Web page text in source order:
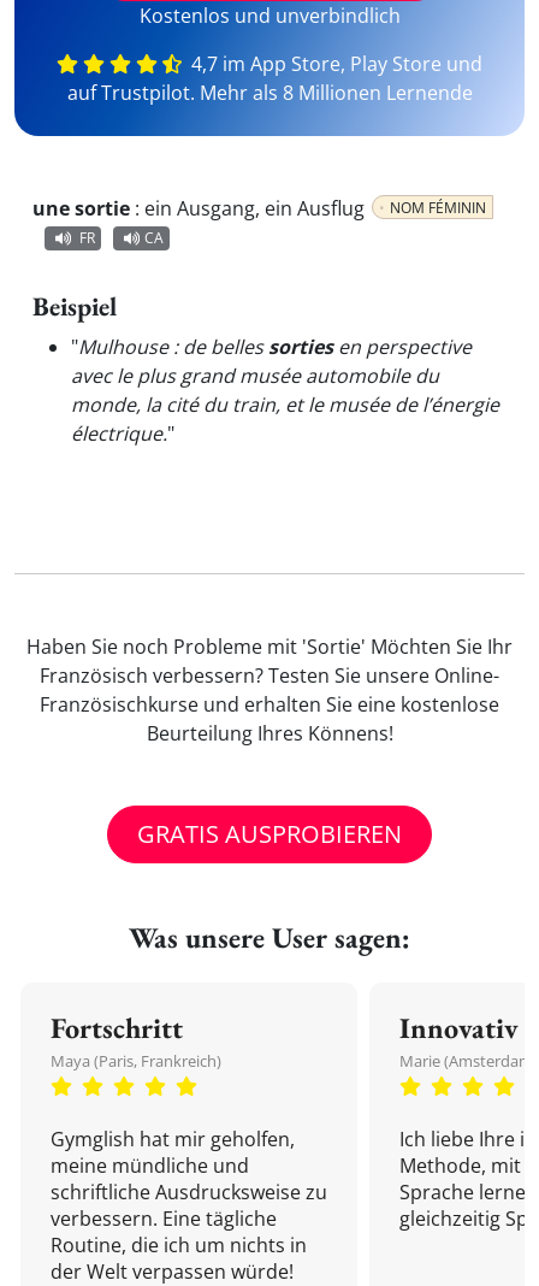
Kostenlos und unverbindlich
4,7 im App Store, Play Store und
auf Trustpilot. Mehr als 8 Millionen Lernende
une sortie : ein Ausgang, ein Ausflug
NOM FÉMININ
FR
CA
Beispiel
"Mulhouse : de bellessortiesen perspective
avec le plus grand musée automobile du
monde, la cité du train, et le musée de l’énergie
électrique."
Haben Sie noch Probleme mit 'Sortie' Möchten Sie Ihr
Französisch verbessern? Testen Sie unsere Online-
Französischkurse und erhalten Sie eine kostenlose
Beurteilung Ihres Könnens!
GRATIS AUSPROBIEREN
Was unsere User sagen:
Fortschritt
Maya (Paris, Frankreich)
Gymglish hat mir geholfen,
meine mündliche und
schriftliche Ausdrucksweise zu
verbessern. Eine tägliche
Routine, die ich um nichts in
der Welt verpassen würde!
Innovativ
Marie
Ich liebe Ihre
Methode, mit
Sprache
gleichzeitig